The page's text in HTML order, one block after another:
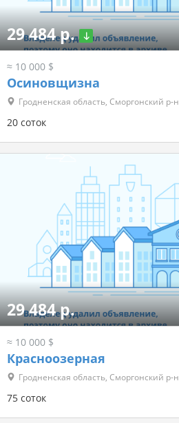
29 484 р.
≈ 10 000 $
Осиновщизна
Гродненская область, Сморгонский р-н
20 соток
29 484 р.
≈ 10 000 $
Красноозерная
Гродненская область, Сморгонский р-н
75 соток